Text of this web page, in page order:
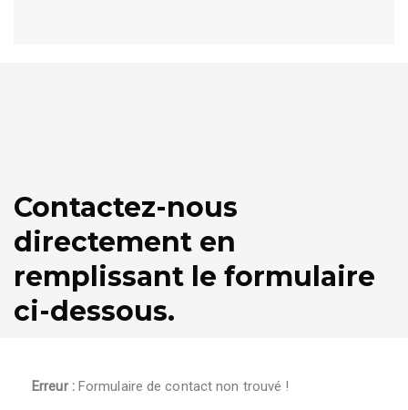
Contactez-nous
directement en
remplissant le formulaire
ci-dessous.
Erreur :Formulaire de contact non trouvé !